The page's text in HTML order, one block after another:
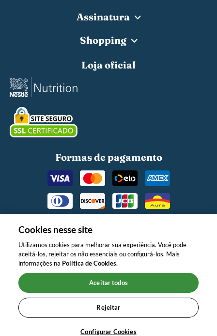
Assinatura
Shopping
Loja oficial
Formas de pagamento
O MINISTÉRIO DA SAÚDE INFORMA:
CONTINUE AMAMENTANDO SEU
FILHO E OFEREÇA NOVOS
ALIMENTOS."
Cookies nesse site
Utilizamos cookies para melhorar sua experiência. Você pode
aceitá-los, rejeitar os não essenciais ou configurá-los. Mais
informações na Política de Cookies.
Configurar Cookies
Rejeitar
Aceitar todos